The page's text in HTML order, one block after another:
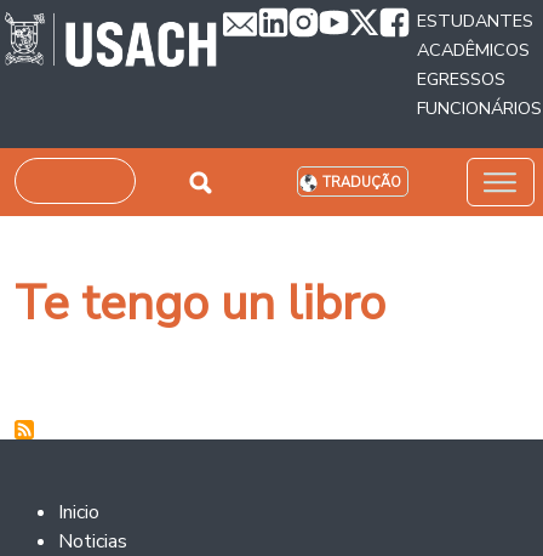
Passar para o conteúdo principal
ESTUDANTES
ACADÊMICOS
EGRESSOS
FUNCIONÁRIOS
Pesquisar TRADUÇÃO
Te tengo un libro
Footer 2
Inicio
Noticias